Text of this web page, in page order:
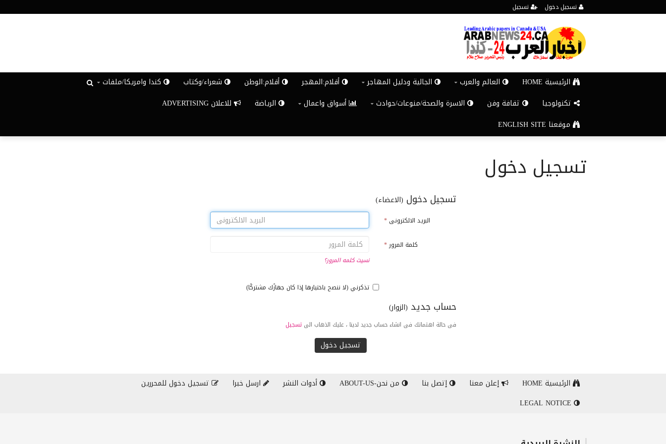
تسجيل دخول تسجيل
الرئيسية HOME العالم والعرب الجالية ودليل المهاجر أقلام:المهجر أقلام:الوطن شعراء/وكتاب
كندا وامريكا/ملفات
تكنولوجيا
ثقافة وفن الاسرة والصحة/منوعات/حوادث أسواق واعمال الرياضة
للاعلان ADVERTISING
موقعنا ENGLISH SITE
تسجيل دخول
تسجيل دخول (الاعضاء)
البريد الالكترونى *
كلمة المرور *
نسيت كلمه المرور؟
تذكرني (لا ننصح باختيارها إذا كان جهازًك مشتركًا)
حساب جديد (الزوار)
فى حالة اهتماتك فى انشاء حساب جديد لدينا ، عليك الذهاب الىتسجيل
الرئيسية HOME إعلن معنا إتصل بنا من نحن-ABOUT-US أدوات النشر ارسل خبرا
تسجيل دخول للمحررين